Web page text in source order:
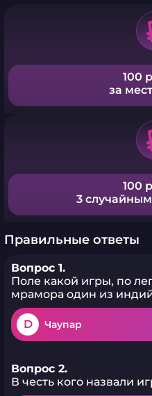
100
за
100
3
Правильные ответы
Вопрос 1.
Поле какой игры, по
мрамора один из
D Чаупар
Вопрос 2.
В честь кого назвали